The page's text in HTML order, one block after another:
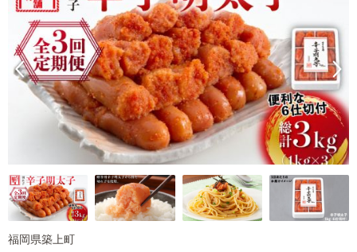
福岡県築上町